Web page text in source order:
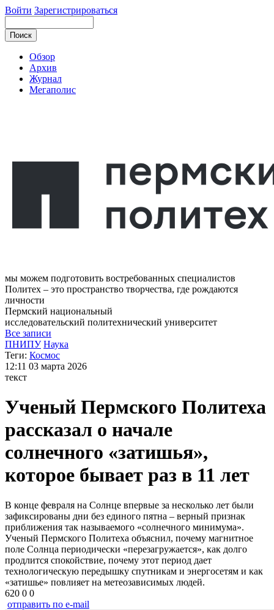
Войти Зарегистрироваться
Обзор
Архив
Журнал
Мегаполис
мы можем подготовить востребованных специалистов
Политех – это пространство творчества, где рождаются
личности
Пермский национальный
исследовательский политехнический университет
Все записи
ПНИПУ Наука
Теги: Космос
12:11 03 марта 2026
текст
Ученый Пермского Политеха
рассказал о начале
солнечного «затишья»,
которое бывает раз в 11 лет
В конце февраля на Солнце впервые за несколько лет были
зафиксированы дни без единого пятна – верный признак
приближения так называемого «солнечного минимума».
Ученый Пермского Политеха объяснил, почему магнитное
поле Солнца периодически «перезагружается», как долго
продлится спокойствие, почему этот период дает
технологическую передышку спутникам и энергосетям и как
«затишье» повлияет на метеозависимых людей.
620 0 0
отправить по e-mail